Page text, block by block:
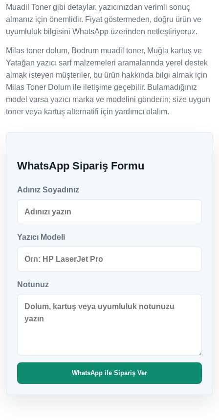
Muadil Toner gibi detaylar, yazıcınızdan verimli sonuç
almanız için önemlidir. Fiyat göstermeden, doğru ürün ve
uyumluluk bilgisini WhatsApp üzerinden netleştiriyoruz.
Milas toner dolum, Bodrum muadil toner, Muğla kartuş ve
Yatağan yazıcı sarf malzemeleri aramalarında yerel destek
almak isteyen müşteriler, bu ürün hakkında bilgi almak için
Milas Toner Dolum ile iletişime geçebilir. Bulamadığınız
model varsa yazıcı marka ve modelini gönderin; size uygun
toner veya kartuş alternatifi için yardımcı olalım.
WhatsApp Sipariş Formu
Adınız Soyadınız
Yazıcı Modeli
Notunuz
WhatsApp ile Sipariş Ver